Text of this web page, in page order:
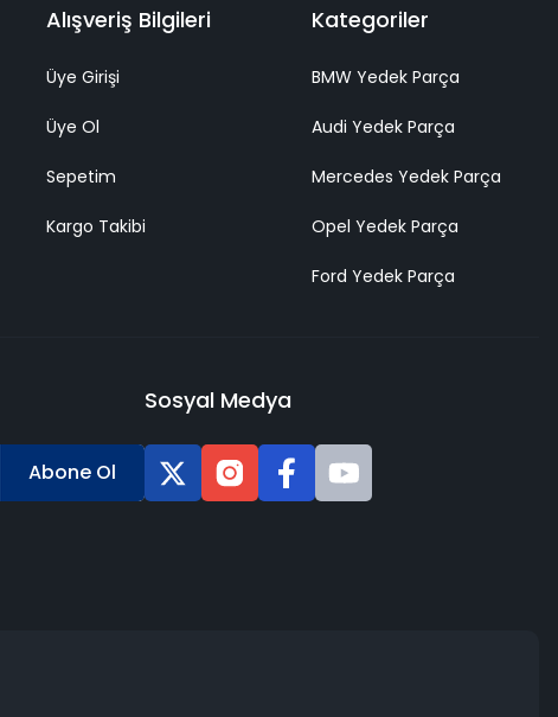
Alışveriş Bilgileri
Üye Girişi
Üye Ol
Sepetim
Kargo Takibi
Kategoriler
BMW Yedek Parça
Audi Yedek Parça
Mercedes Yedek Parça
Opel Yedek Parça
Ford Yedek Parça
Abone Ol
Sosyal Medya